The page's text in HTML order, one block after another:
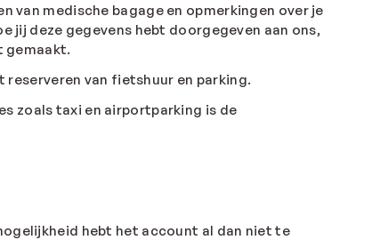
van medische bagage en opmerkingen over je
jij deze gegevens hebt doorgegeven aan ons,
gemaakt.
van fietshuur en parking.
zoals taxi en airportparking is de
hebt het account al dan niet te